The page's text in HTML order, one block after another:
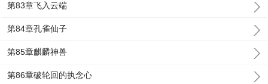
第83章飞入云端
第84章孔雀仙子
第85章麒麟神兽
第86章破轮回的执念心